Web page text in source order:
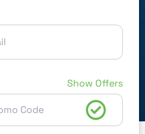
Show Offers